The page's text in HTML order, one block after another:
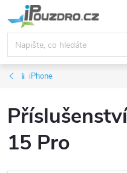
na
obsah
📱 iPhone
15 Pro